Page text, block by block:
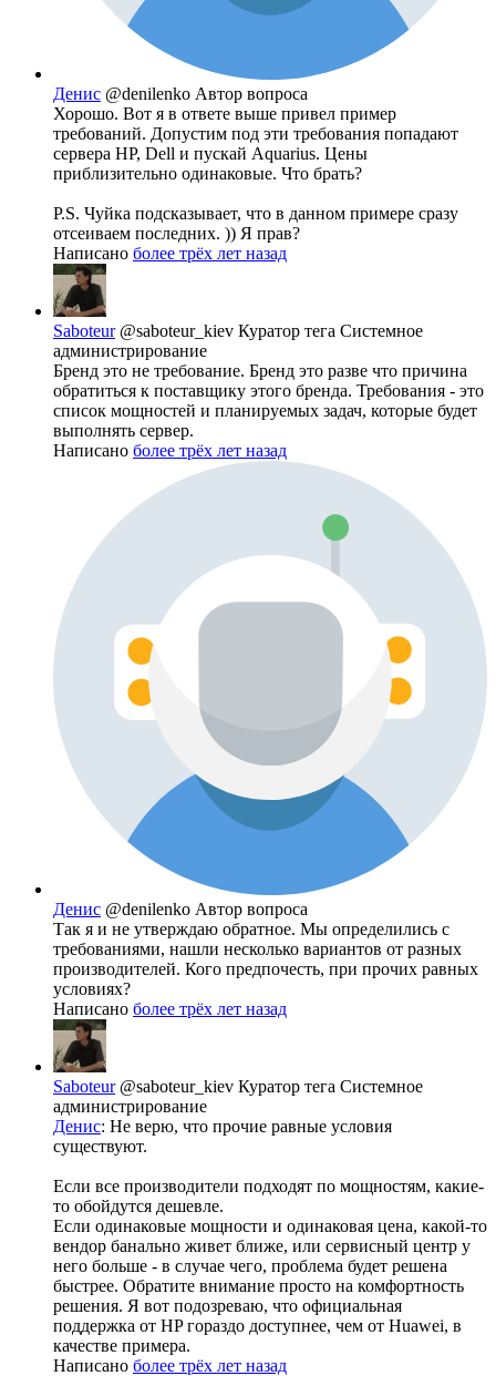
Денис @denilenko Автор вопроса
Хорошо. Вот я в ответе выше привел пример
требований. Допустим под эти требования попадают
сервера HP, Dell и пускай Aquarius. Цены
приблизительно одинаковые. Что брать?
P.S. Чуйка подсказывает, что в данном примере сразу
отсеиваем последних. )) Я прав?
Написано более трёх лет назад
Saboteur @saboteur_kiev Куратор тега Системное
администрирование
Бренд это не требование. Бренд это разве что причина
обратиться к поставщику этого бренда. Требования - это
список мощностей и планируемых задач, которые будет
выполнять сервер.
Написано более трёх лет назад
Денис @denilenko Автор вопроса
Так я и не утверждаю обратное. Мы определились с
требованиями, нашли несколько вариантов от разных
производителей. Кого предпочесть, при прочих равных
условиях?
Написано более трёх лет назад
Saboteur @saboteur_kiev Куратор тега Системное
администрирование
Денис: Не верю, что прочие равные условия
существуют.
Если все производители подходят по мощностям, какие-
то обойдутся дешевле.
Если одинаковые мощности и одинаковая цена, какой-то
вендор банально живет ближе, или сервисный центр у
него больше - в случае чего, проблема будет решена
быстрее. Обратите внимание просто на комфортность
решения. Я вот подозреваю, что официальная
поддержка от HP гораздо доступнее, чем от Huawei, в
качестве примера.
Написано более трёх лет назад